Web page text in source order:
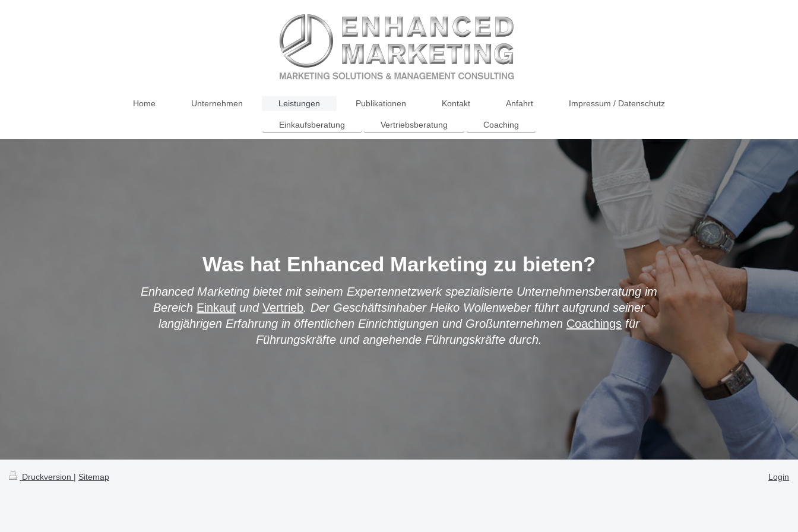
Home Unternehmen Leistungen Publikationen Kontakt Anfahrt Impressum / Datenschutz
Einkaufsberatung Vertriebsberatung Coaching
Was hat Enhanced Marketing zu bieten?
Enhanced Marketing bietet mit seinem Expertennetzwerk spezialisierte Unternehmensberatung im
Bereich Einkauf und Vertrieb. Der Geschäftsinhaber Heiko Wollenweber führt aufgrund seiner
langjährigen Erfahrung in öffentlichen Einrichtigungen und Großunternehmen Coachingsfür
Führungskräfte und angehende Führungskräfte durch.
Druckversion | Sitemap Login